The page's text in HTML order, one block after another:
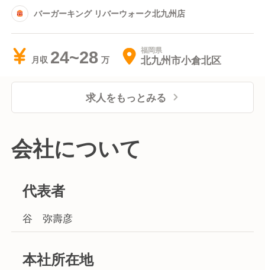
バーガーキング リバーウォーク北九州店
月収 24~28 福岡県
北九州市小倉北区
求人をもっとみる
会社について
代表者
谷 弥壽彦
本社所在地